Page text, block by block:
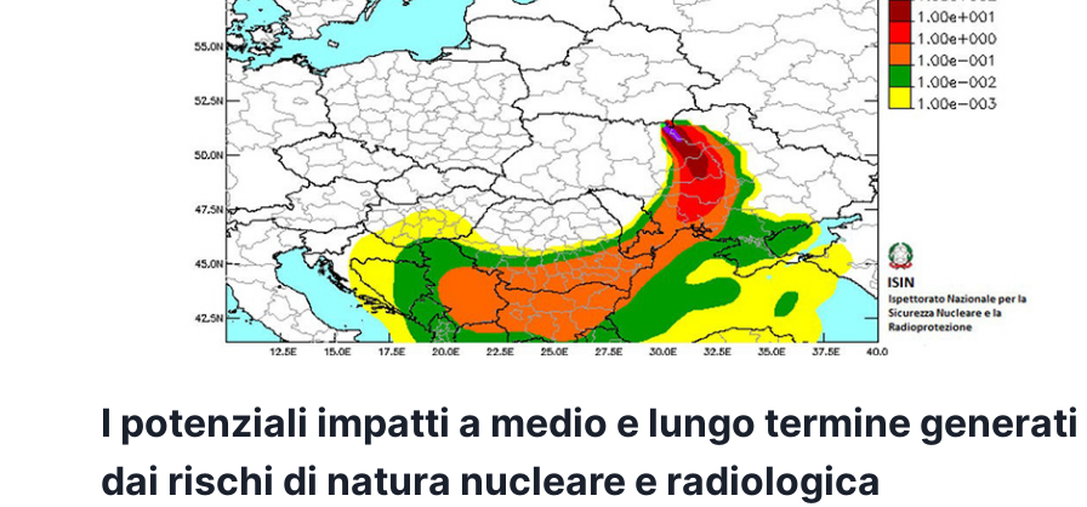
I potenziali impatti a medio e lungo termine generati
dai rischi di natura nucleare e radiologica